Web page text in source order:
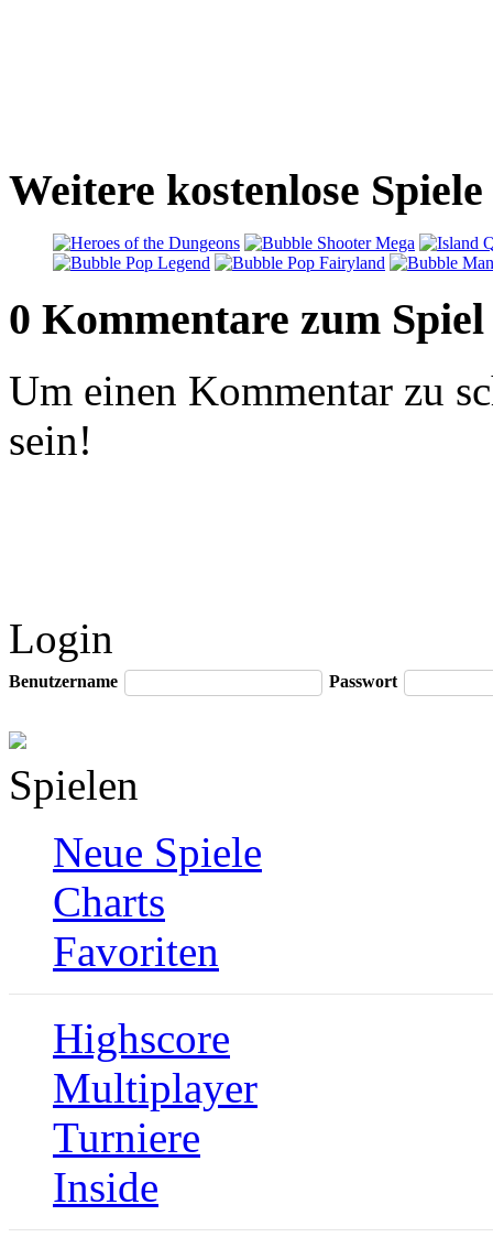
Weitere kostenlose
0 Kommentare zum Spiel
Um einen Kommentar zu
sein!
Login
Benutzername Passwort
Spielen
Neue Spiele
Charts
Favoriten
Highscore
Multiplayer
Turniere
Inside